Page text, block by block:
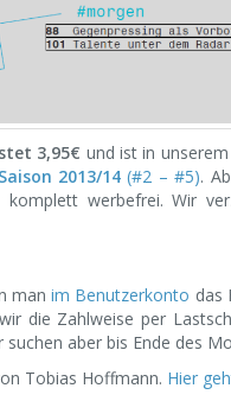
3,95€ und ist in
2013/14 (#2 – #5).
werbefrei. Wir
manim Benutzerkonto das
die Zahlweise per
aber bis Ende des
Tobias Hoffmann. Hier